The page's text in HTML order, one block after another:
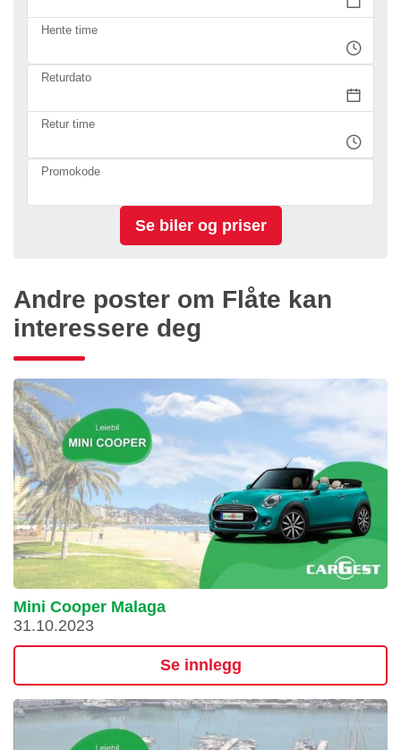
Hente time
Returdato
Retur time
Promokode
Andre poster om Flåte kan
interessere deg
Mini Cooper Malaga
31.10.2023
Se innlegg